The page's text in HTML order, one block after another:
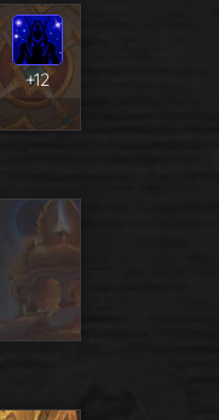
+12